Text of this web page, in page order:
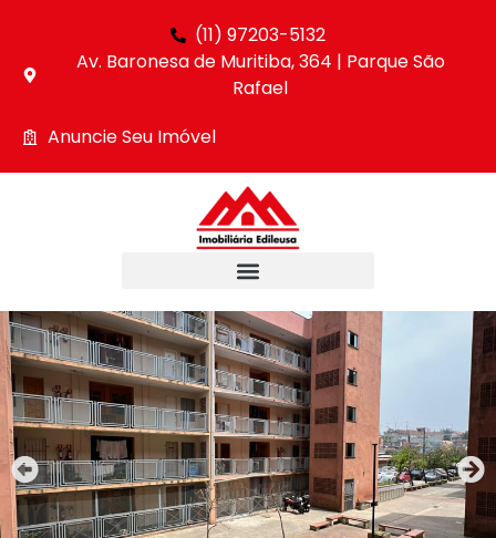
(11) 97203-5132
Av. Baronesa de Muritiba, 364 | Parque São
Rafael
Anuncie Seu Imóvel